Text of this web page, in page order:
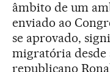
âmbito de um
enviado ao
se aprovado,
migratória desde
republicano